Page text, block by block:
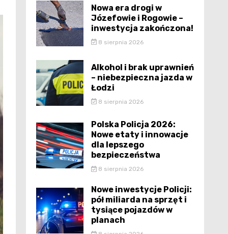
Nowa era drogi w
Józefowie i Rogowie –
inwestycja zakończona!
8 sierpnia 2026
Alkohol i brak uprawnień
– niebezpieczna jazda w
Łodzi
8 sierpnia 2026
Polska Policja 2026:
Nowe etaty i innowacje
dla lepszego
bezpieczeństwa
8 sierpnia 2026
Nowe inwestycje Policji:
pół miliarda na sprzęt i
tysiące pojazdów w
planach